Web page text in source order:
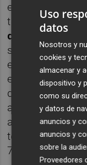
en el último año
todo el mundo
de América,
señala, además,
estos envíos es
envíos son
de cobertura de
acumulador de
atmósfera para
temperaturas de
72 horas".
Uso
datos
Nosotros y
cookies y
almacenar y
dispositivo y
como su
y datos de
anuncios y
anuncios y
sobre la
Proveedores